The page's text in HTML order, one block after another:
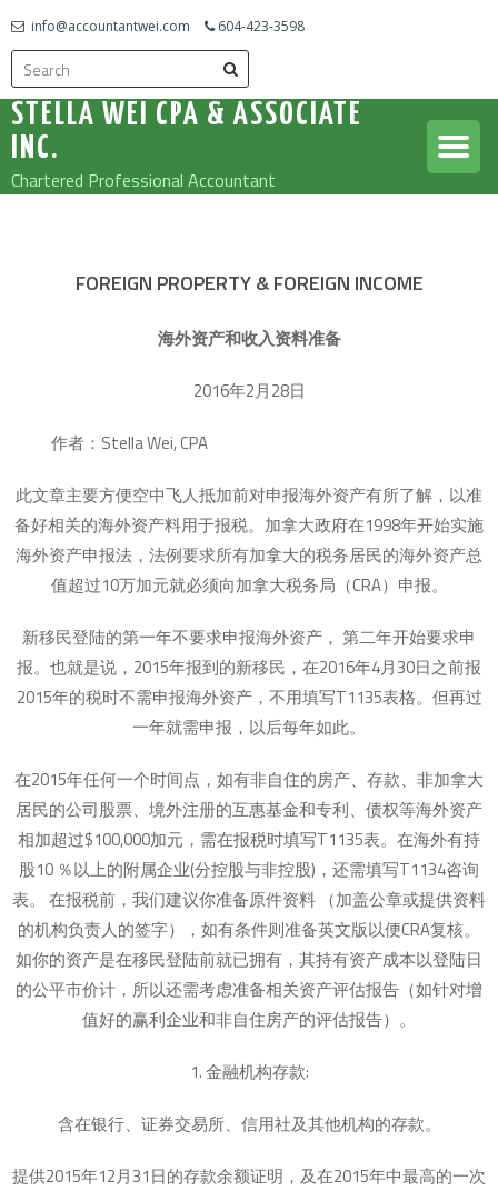
info@accountantwei.com 604-423-3598
STELLA WEI CPA & ASSOCIATE
INC.
Chartered Professional Accountant
FOREIGN PROPERTY & FOREIGN INCOME
海外资产和收入资料准备
2016年2月28日
作者：Stella Wei, CPA
此文章主要方便空中飞人抵加前对申报海外资产有所了解，以准
备好相关的海外资产料用于报税。加拿大政府在1998年开始实施
海外资产申报法，法例要求所有加拿大的税务居民的海外资产总
值超过10万加元就必须向加拿大税务局（CRA）申报。
新移民登陆的第一年不要求申报海外资产， 第二年开始要求申
报。也就是说，2015年报到的新移民，在2016年4月30日之前报
2015年的税时不需申报海外资产，不用填写T1135表格。但再过
一年就需申报，以后每年如此。
在2015年任何一个时间点，如有非自住的房产、存款、非加拿大
居民的公司股票、境外注册的互惠基金和专利、债权等海外资产
相加超过$100,000加元，需在报税时填写T1135表。在海外有持
股10 ％以上的附属企业(分控股与非控股)，还需填写T1134咨询
表。 在报税前，我们建议你准备原件资料 （加盖公章或提供资料
的机构负责人的签字），如有条件则准备英文版以便CRA复核。
如你的资产是在移民登陆前就已拥有，其持有资产成本以登陆日
的公平市价计，所以还需考虑准备相关资产评估报告（如针对增
值好的赢利企业和非自住房产的评估报告）。
1. 金融机构存款:
含在银行、证券交易所、信用社及其他机构的存款。
提供2015年12月31日的存款余额证明，及在2015年中最高的一次